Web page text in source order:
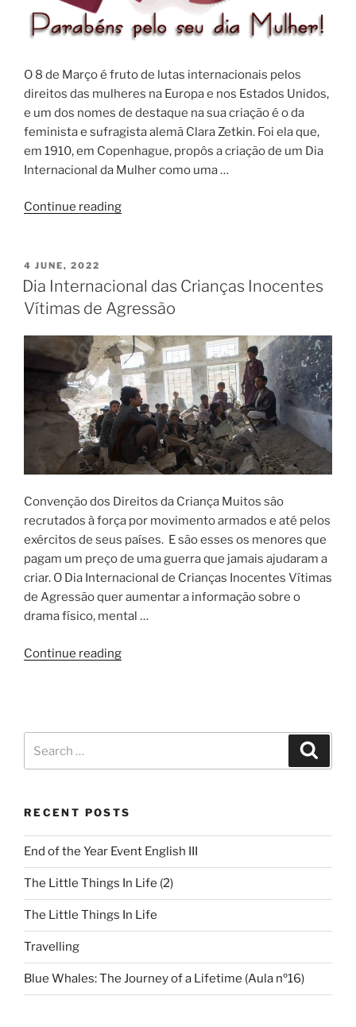
O 8 de Março é fruto de lutas internacionais pelos
direitos das mulheres na Europa e nos Estados Unidos,
e um dos nomes de destaque na sua criação é o da
feminista e sufragista alemã Clara Zetkin. Foi ela que,
em 1910, em Copenhague, propôs a criação de um Dia
Internacional da Mulher como uma …
Continue reading
4 JUNE, 2022
Dia Internacional das Crianças Inocentes
Vítimas de Agressão
Convenção dos Direitos da Criança Muitos são
recrutados à força por movimento armados e até pelos
exércitos de seus países. E são esses os menores que
pagam um preço de uma guerra que jamais ajudaram a
criar. O Dia Internacional de Crianças Inocentes Vítimas
de Agressão quer aumentar a informação sobre o
drama físico, mental …
Continue reading
RECENT POSTS
End of the Year Event English III
The Little Things In Life (2)
The Little Things In Life
Travelling
Blue Whales: The Journey of a Lifetime (Aula nº16)